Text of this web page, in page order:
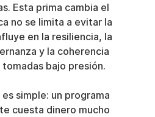
Esta prima cambia el
no se limita a evitar la
en la resiliencia, la
y la coherencia
bajo presión.
simple: un programa
cuesta dinero mucho